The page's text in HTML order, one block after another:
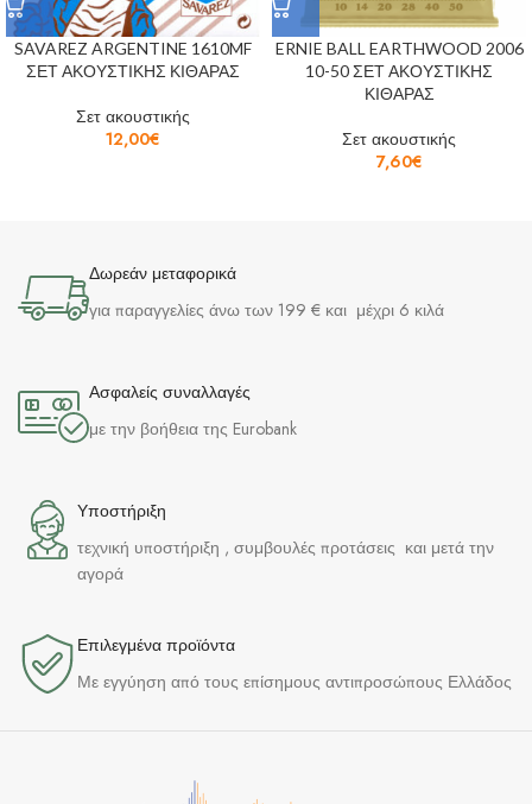
SAVAREZ ARGENTINE 1610MF
ΣΕΤ ΑΚΟΥΣΤΙΚΗΣ ΚΙΘΑΡΑΣ
Σετ ακουστικής
12,00€
ERNIE BALL EARTHWOOD 2006
10-50 ΣΕΤ ΑΚΟΥΣΤΙΚΗΣ
ΚΙΘΑΡΑΣ
Σετ ακουστικής
7,60€
Δωρεάν μεταφορικά
για παραγγελίες άνω των 199 € και μέχρι 6 κιλά
Ασφαλείς συναλλαγές
με την βοήθεια της Eurobank
Υποστήριξη
τεχνική υποστήριξη , συμβουλές προτάσεις και μετά την
αγορά
Επιλεγμένα προϊόντα​
Με εγγύηση από τους επίσημους αντιπροσώπους Ελλάδος